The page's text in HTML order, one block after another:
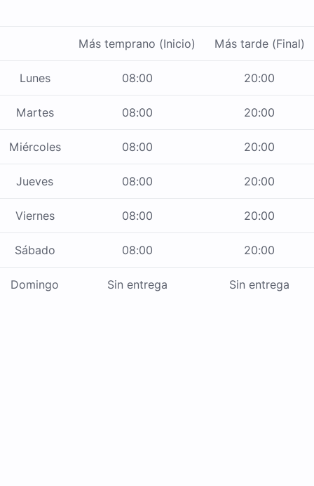
Más temprano (Inicio) Más tarde (Final)
Lunes 08:00 20:00
Martes 08:00 20:00
Miércoles 08:00 20:00
Jueves 08:00 20:00
Viernes 08:00 20:00
Sábado 08:00 20:00
Domingo Sin entrega Sin entrega